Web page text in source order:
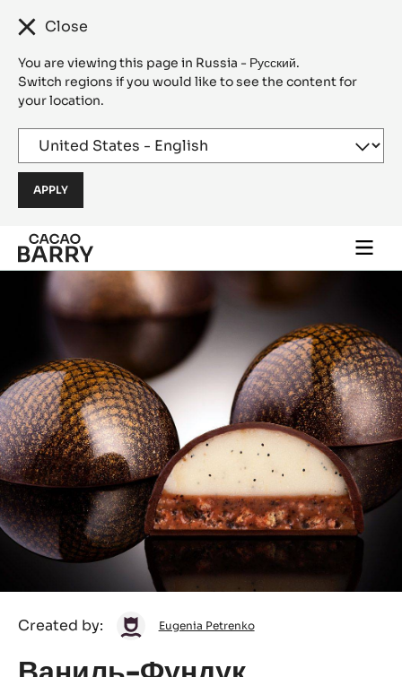
Close
You are viewing this page in Russia - Русский.
Switch regions if you would like to see the content for
your location.
Skip to main content
main
Created by:
Eugenia
Petrenko
Eugenia Petrenko